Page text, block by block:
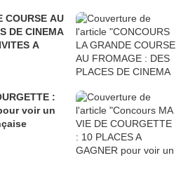
COURSE AU
DE CINEMA
A
:
voir un